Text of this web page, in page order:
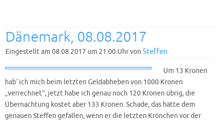
Dänemark, 08.08.2017
Eingestellt am 08.08.2017 um 21:00 Uhr von Steffen
Um 13 Kronen
hab‘ ich mich beim letzten Geldabheben von 1000 Kronen
„verrechnet“; jetzt habe ich genau noch 120 Kronen übrig, die
Übernachtung kostet aber 133 Kronen. Schade, das hätte dem
genauen Steffen gefallen, wenn er die letzten Krönchen vor der